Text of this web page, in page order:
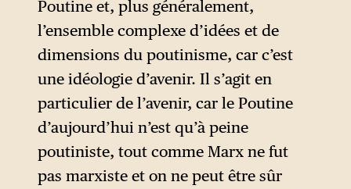
historique obsolète, tout en
affirmant que l’État russe sous
Poutine a pris une forme
politique totalement
nouvelle, unique et viable.
Poutine et, plus généralement,
l’ensemble complexe d’idées et de
dimensions du poutinisme, car c’est
une idéologie d’avenir. Il s’agit en
particulier de l’avenir, car le Poutine
d’aujourd’hui n’est qu’à peine
poutiniste, tout comme Marx ne fut
pas marxiste et on ne peut être sûr